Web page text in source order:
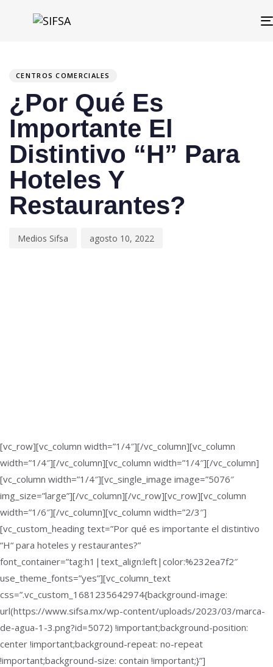
CENTROS COMERCIALES
¿Por Qué Es
Importante El
Distintivo “H” Para
Hoteles Y
Restaurantes?
Medios Sifsa agosto 10, 2022
[vc_row][vc_column width=”1/4″][/vc_column][vc_column
width=”1/4″][/vc_column][vc_column width=”1/4″][/vc_column]
[vc_column width=”1/4″][vc_single_image image=”5076″
img_size=”large”][/vc_column][/vc_row][vc_row][vc_column
width=”1/6″][/vc_column][vc_column width=”2/3″]
[vc_custom_heading text=”Por qué es importante el distintivo
“H“ para hoteles y restaurantes?”
font_container=”tag:h1|text_align:left|color:%232ea7f2″
use_theme_fonts=”yes”][vc_column_text
css=”.vc_custom_1681235642974{background-image:
url(https://www.sifsa.mx/wp-content/uploads/2023/03/marca-
de-agua-1-3.png?id=5072) !important;background-position:
center !important;background-repeat: no-repeat
!important;background-size: contain !important;}”]